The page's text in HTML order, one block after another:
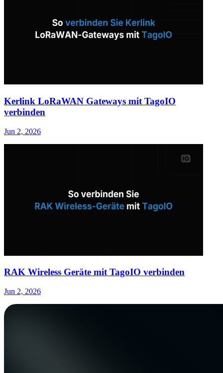
Kerlink LoRaWAN Gateways mit TagoIO
verbinden
Jun 2, 2026
RAK Wireless Geräte mit TagoIO verbinden
Jun 2, 2026